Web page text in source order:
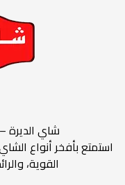
شاي الديرة
استمتع بأفخر أنواع
القوية،